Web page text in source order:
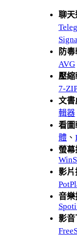
聊天
防毒
AVG
壓縮
7-
文書
輯器
看圖
體 、
螢幕
影片
音樂
影音